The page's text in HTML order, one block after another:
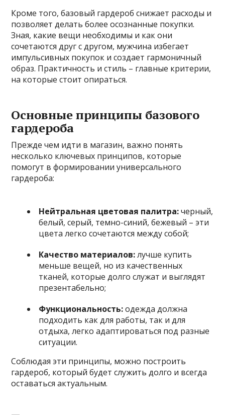
Кроме того, базовый гардероб снижает расходы и
позволяет делать более осознанные покупки.
Зная, какие вещи необходимы и как они
сочетаются друг с другом, мужчина избегает
импульсивных покупок и создает гармоничный
образ. Практичность и стиль – главные критерии,
на которые стоит опираться.
Основные принципы базового
гардероба
Прежде чем идти в магазин, важно понять
несколько ключевых принципов, которые
помогут в формировании универсального
гардероба:
Нейтральная цветовая палитра:черный,
белый, серый, темно-синий, бежевый – эти
цвета легко сочетаются между собой;
Качество материалов:лучше купить
меньше вещей, но из качественных
тканей, которые долго служат и выглядят
презентабельно;
Функциональность:одежда должна
подходить как для работы, так и для
отдыха, легко адаптироваться под разные
ситуации.
Соблюдая эти принципы, можно построить
гардероб, который будет служить долго и всегда
оставаться актуальным.